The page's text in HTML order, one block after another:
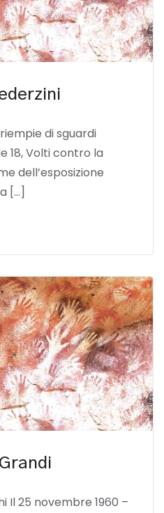
di sguardi
18, Volti contro la
dell’esposizione
[…]
Il 25 novembre 1960 –